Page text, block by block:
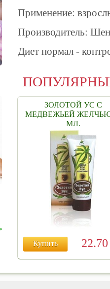
Применение:
Производитель:
Диет нормал -
ЗОЛОТОЙ УС С
МЕДВЕЖЬЕЙ ЖЕЛЧЬЮ
МЛ.
Купить